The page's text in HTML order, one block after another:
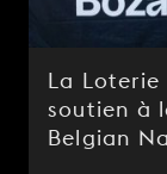
La
soutien à
Belgian